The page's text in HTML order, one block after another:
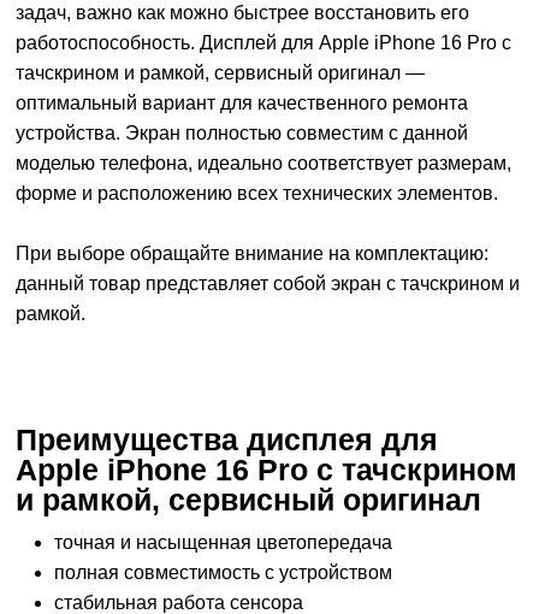
задач, важно как можно быстрее восстановить его
работоспособность. Дисплей для Apple iPhone 16 Pro с
тачскрином и рамкой, сервисный оригинал —
оптимальный вариант для качественного ремонта
устройства. Экран полностью совместим с данной
моделью телефона, идеально соответствует размерам,
форме и расположению всех технических элементов.
При выборе обращайте внимание на комплектацию:
данный товар представляет собой экран с тачскрином и
рамкой.
Преимущества дисплея для
Apple iPhone 16 Pro с тачскрином
и рамкой, сервисный оригинал
точная и насыщенная цветопередача
полная совместимость с устройством
стабильная работа сенсора